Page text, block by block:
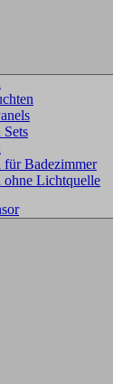
für Badezimmer
ohne Lichtquelle